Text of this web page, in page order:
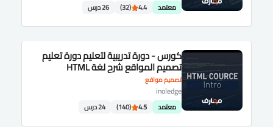
معتمد 4.4
(32) 26 درس
تصميم مواقع
كورس - دورة تدريبية لتعليم دورة تعليم
تصميم المواقع شرح لغة HTML
inoledge
معتمد 4.5
(140) 24 درس